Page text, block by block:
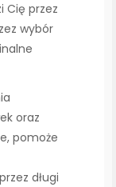
Cię przez
wybór
oraz
pomoże
długi